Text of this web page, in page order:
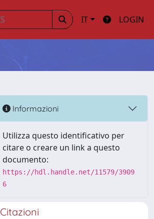
IT LOGIN
Informazioni
Utilizza questo identificativo per
citare o creare un link a questo
documento:
https://hdl.handle.net/11579/3909
6
Citazioni